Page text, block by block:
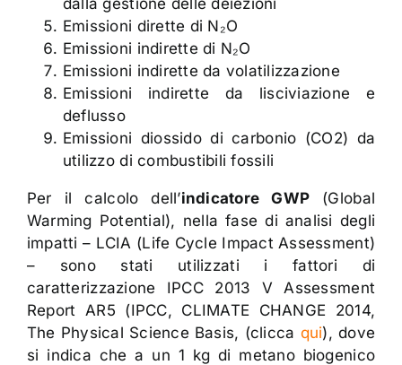
dalla gestione delle deiezioni
Emissioni dirette di N₂O
Emissioni indirette di N₂O
Emissioni indirette da volatilizzazione
Emissioni indirette da lisciviazione e
deflusso
Emissioni diossido di carbonio (CO2) da
utilizzo di combustibili fossili
Per il calcolo dell’indicatore GWP (Global
Warming Potential), nella fase di analisi degli
impatti – LCIA (Life Cycle Impact Assessment)
– sono stati utilizzati i fattori di
caratterizzazione IPCC 2013 V Assessment
Report AR5 (IPCC, CLIMATE CHANGE 2014,
The Physical Science Basis, (clicca qui), dove
si indica che a un 1 kg di metano biogenico